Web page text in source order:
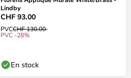
Lindby
CHF 93.00
PVCCHF 130.00
PVC -28%
En stock